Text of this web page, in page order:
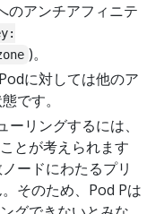
のアンチアフィニテ
)。
に対しては他のア
です。
リングするには、
とが考えられます
ードにわたるプリ
そのため、Pod Pは